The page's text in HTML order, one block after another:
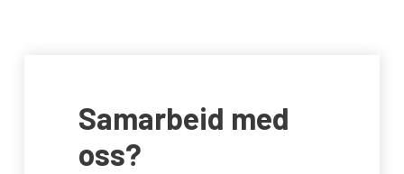
Samarbeid med
oss?